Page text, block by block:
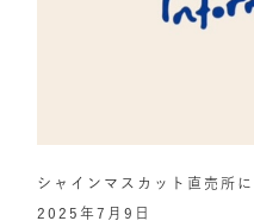
シャインマスカット直売所
2025年7月9日